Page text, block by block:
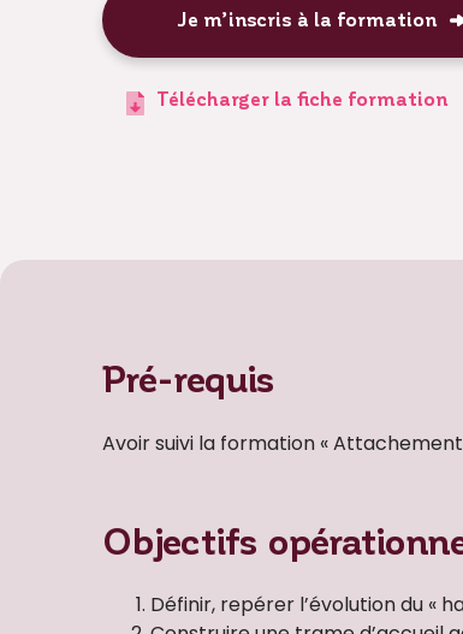
Je m’inscris à la formation
Télécharger la fiche formation
Pré-requis
Avoir suivi la formation «
Objectifs
Définir, repérer l’évolution du «